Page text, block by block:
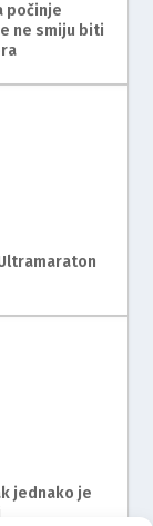
počinje
ne smiju biti
jednako je